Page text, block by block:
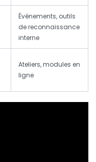
Événements, outils
de reconnaissance
interne
Ateliers, modules en
ligne